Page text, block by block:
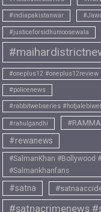
#indiapakistanwar
#justiceforsidhumoosewala
#oneplus12 #oneplus12review
#policenews
#rabbitwebseries
#rahulgandhi
#rewanews
#SalmanKhan #Bollywood
#Salmankhanfans
#satna
#satnacrimenews